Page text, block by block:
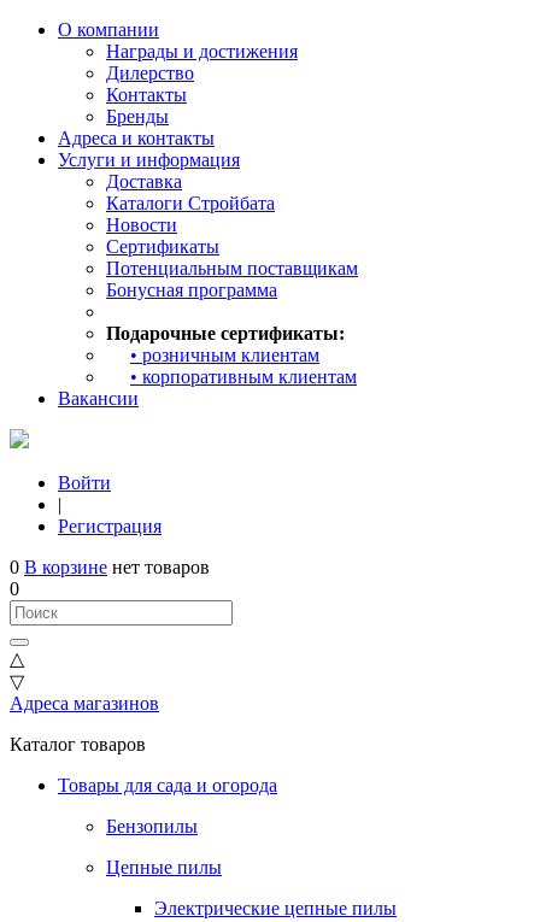
О компании
Награды и достижения
Дилерство
Контакты
Бренды
Адреса и контакты
Услуги и информация
Доставка
Каталоги Стройбата
Новости
Сертификаты
Потенциальным поставщикам
Бонусная программа
Подарочные сертификаты:
• розничным клиентам
• корпоративным клиентам
Вакансии
Войти
|
Регистрация
0 В корзине нет товаров
0
△
▽
Адреса магазинов
Каталог товаров
Товары для сада и огорода
Бензопилы
Цепные пилы
Электрические цепные пилы